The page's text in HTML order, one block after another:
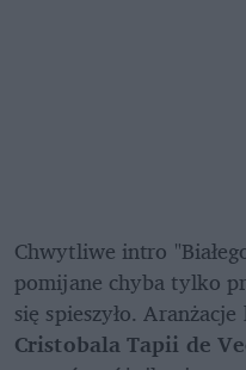
Chwytliwe intro
pomijane chyba tylko
Cristobala Tapii de